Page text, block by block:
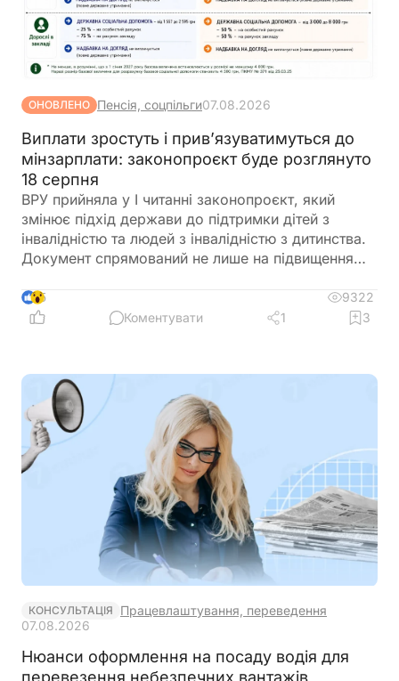
ОНОВЛЕНО Пенсія, соцпільги07.08.2026
Виплати зростуть і прив’язуватимуться до
мінзарплати: законопроєкт буде розглянуто
18 серпня
ВРУ прийняла у І читанні законопроєкт, який
змінює підхід держави до підтримки дітей з
інвалідністю та людей з інвалідністю з дитинства.
Документ спрямований не лише на підвищення
допомоги родинам – із цифровими сервісами,
послугами підтримки та можливістю гідного життя
законопроєкту з пропозиціями і поправками
народних депутатів України та рекомендував ВРУ
за результатами розгляду прийняти зазначений
законопроєкт у другому читанні та в цілому з
необхідними техніко-юридичними правками
5
9322
Коментувати
1 3
КОНСУЛЬТАЦІЯ
Працевлаштування, переведення
07.08.2026
Нюанси оформлення на посаду водія для
перевезення небезпечних вантажів